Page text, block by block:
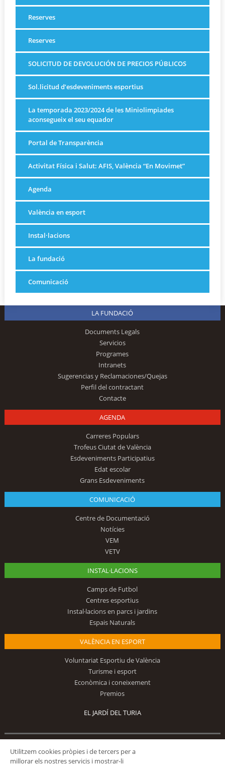
Reserves
Reserves
SOLICITUD DE DEVOLUCIÓN DE PRECIOS PÚBLICOS
Sol.licitud d’esdeveniments esportius
La temporada 2023/2024 de les Miniolimpiades
aconsegueix el seu equador
Portal de Transparència
Activitat Física i Salut: AFIS, València “En Movimet”
Agenda
València en esport
Instal·lacions
La fundació
Comunicació
LA FUNDACIÓ
Documents Legals
Servicios
Programes
Intranets
Sugerencias y Reclamaciones/Quejas
Perfil del contractant
Contacte
AGENDA
Carreres Populars
Trofeus Ciutat de València
Esdeveniments Participatius
Edat escolar
Grans Esdeveniments
COMUNICACIÓ
Centre de Documentació
Notícies
VEM
VETV
INSTAL·LACIONS
Camps de Futbol
Centres esportius
Instal·lacions en parcs i jardins
Espais Naturals
VALÈNCIA EN ESPORT
Voluntariat Esportiu de València
Turisme i esport
Econòmica i coneixement
Premios
EL JARDÍ DEL TURIA
Utilitzem cookies pròpies i de tercers per a
millorar els nostres servicis i mostrar-li